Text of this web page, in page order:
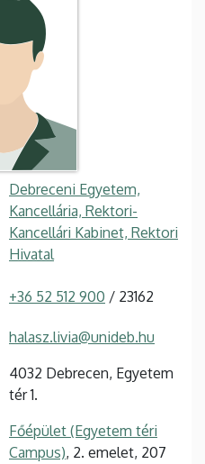
Debreceni Egyetem,
Kancellária, Rektori-
Kancellári Kabinet, Rektori
Hivatal
+36 52 512 900 / 23162
halasz.livia@unideb.hu
4032 Debrecen, Egyetem
tér 1.
Főépület (Egyetem téri
Campus), 2. emelet, 207